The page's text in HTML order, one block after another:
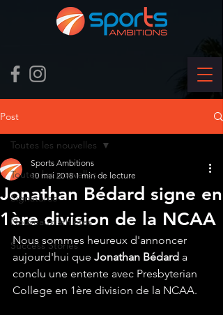
Post
Toutes les nouvelles
Signatures
Nouveaux athlètes
Success Stories
Toutes les nouvelles
Jonathan Bédard signe en
1ère division de la NCAA
Sports Ambitions
10 mai 2018 1 min de lecture
Nous sommes heureux d'annoncer
aujourd'hui que Jonathan Bédard a
conclu une entente avec Presbyterian
College en 1ère division de la NCAA.